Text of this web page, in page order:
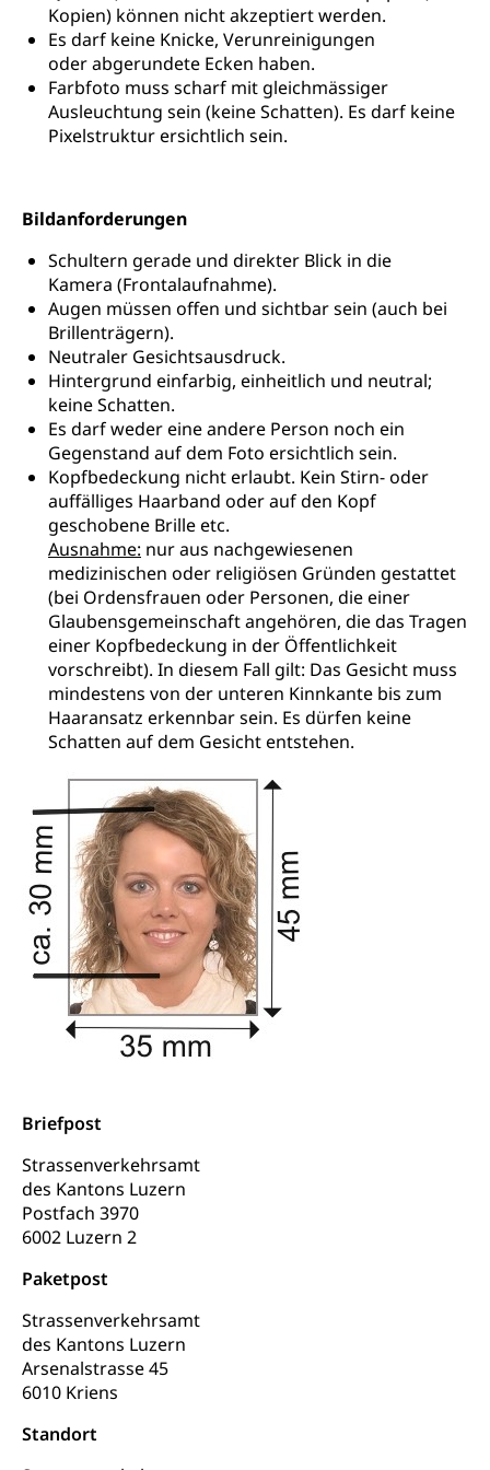
Kopien) können nicht akzeptiert werden.
Es darf keine Knicke, Verunreinigungen
oder abgerundete Ecken haben.
Farbfoto muss scharf mit gleichmässiger
Ausleuchtung sein (keine Schatten). Es darf keine
Pixelstruktur ersichtlich sein.
Bildanforderungen
Schultern gerade und direkter Blick in die
Kamera (Frontalaufnahme).
Augen müssen offen und sichtbar sein (auch bei
Brillenträgern).
Neutraler Gesichtsausdruck.
Hintergrund einfarbig, einheitlich und neutral;
keine Schatten.
Es darf weder eine andere Person noch ein
Gegenstand auf dem Foto ersichtlich sein.
Kopfbedeckung nicht erlaubt. Kein Stirn- oder
auffälliges Haarband oder auf den Kopf
geschobene Brille etc.
Ausnahme: nur aus nachgewiesenen
medizinischen oder religiösen Gründen gestattet
(bei Ordensfrauen oder Personen, die einer
Glaubensgemeinschaft angehören, die das Tragen
einer Kopfbedeckung in der Öffentlichkeit
vorschreibt). In diesem Fall gilt: Das Gesicht muss
mindestens von der unteren Kinnkante bis zum
Haaransatz erkennbar sein. Es dürfen keine
Schatten auf dem Gesicht entstehen.
Briefpost
Strassenverkehrsamt
des Kantons Luzern
Postfach 3970
6002 Luzern 2
Paketpost
Strassenverkehrsamt
des Kantons Luzern
Arsenalstrasse 45
6010 Kriens
Standort
Heilpädagogische Schulen
Freiwilliger Schulsport
Kinderbetreuung
Freiwilliges Kindergarten Jahr
Frühe Sprachförderung
Kindergarten & Basisstufe
Gesundheit und Soziales
Konsumentenschutz
Konsumentenorganisation, parallele Einfuhr,
regionale Erschöpfung, nationale Erschöpfung,
internationale Erschöpfung, Preisabsprache, Kartell,
Cassis-deDijon-Prinzip
Lebensmittelkontrolle und
Verbraucherschutz
Krankenversicherung
Unfallversicherung, Berufsunfallversicherung,
Krankheit, Unfall, Prämienverbilligung,
Krankenkasse
Krankenversicherung (WAS Luzern)
Prämienverbilligung (WAS Luzern)
Obligatorische Krankenversicherung (WAS
Luzern)
Kranken- und Unfallversicherung
Lebensmittelsicherheit
sichere Lebensmittel, Lebensmittelkontrolle,
Lebensmittelhygiene, Produktesicherheit
Trinkwasser
Lebensmittel
Prävention
Gesundheitsvorsorge, Wellness, Unfallverhütung,
Suchtprävention, Alkoholprävention,
Tabakprävention, Primärprävention,
Sekundärprävention, Tertiärprävention
Darmkrebsvorsorge
Kantonales Tabakpräventionsprogramm
Gesundheitsförderung
Prävention (Polizei)
Suchtprävention
Gesundheitsversorgung
Soziale Sicherheit
Sozialversicherungen, Sozialpolitik,
Mutterschaftsversicherung, Krankenversicherung,
Unfallversicherung, Invalidenversicherung,
Sozialhilfe
Kranken- und Unfallversicherung
(gruezi.lu.ch)
Krankenversicherung (WAS Luzern)
Existenzsicherung - Sozialhilfe
Soziales und Gesellschaft (Dienststelle)
Opferhilfe
Invalidenversicherung (WAS Luzern)
Sucht und Drogen
Drogenabhängigkeit, Drogensucht,
Medikamentenabhängigkeit,
Arzneimittelabhängigkeit, Suchtkrankheit,
Drogenabhängige, Drogensüchtige,
Betäubungsmittel, Suchtmittel, Psychopharmaka
Fachstelle Sucht Region Luzern
Gesundheitsversorgung
Altersrente, Invalidenrente, Witwenrente,
Sozialversicherung, Vorsorgeeinrichtung,
Pensionskasse, erste Säule, zweite Säule, dritte
Säule, Hilflosenentschädigung,
Todesfallversicherung
Hilfslosenentschädigung (WAS Luzern)
AHV-Hinterlassenenrente (WAS Luzern)
Behinderung
Körperbehinderung, körperliche Behinderung,
geistige Behinderung, psychische Behinderung,